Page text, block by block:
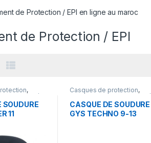
de Protection / EPI en ligne au maroc
de Protection / EPI
,
Protection /
SOUDURE
11
Casques de protection,
Equipement de Protection /
EPI
CASQUE DE SOUDURE
GYS TECHNO 9-13